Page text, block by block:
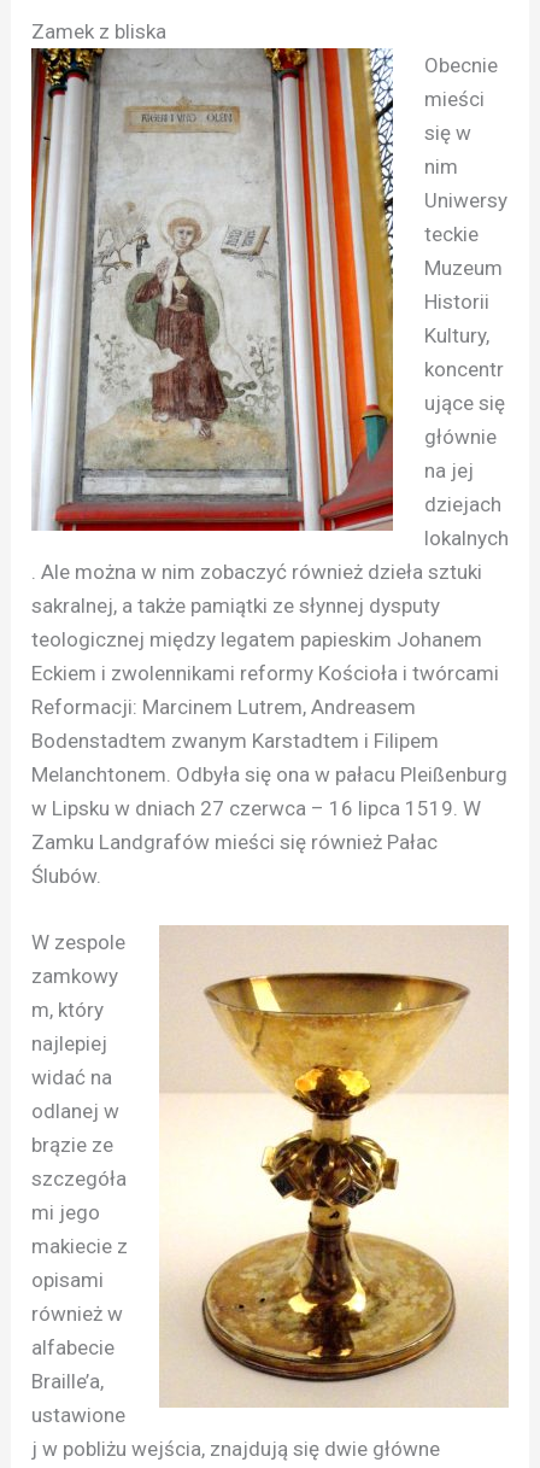
Zamek z bliska
Obecnie
mieści
się w
nim
Uniwersy
teckie
Muzeum
Historii
Kultury,
koncentr
ujące się
głównie
na jej
dziejach
lokalnych
. Ale można w nim zobaczyć również dzieła sztuki
sakralnej, a także pamiątki ze słynnej dysputy
teologicznej między legatem papieskim Johanem
Eckiem i zwolennikami reformy Kościoła i twórcami
Reformacji: Marcinem Lutrem, Andreasem
Bodenstadtem zwanym Karstadtem i Filipem
Melanchtonem. Odbyła się ona w pałacu Pleißenburg
w Lipsku w dniach 27 czerwca – 16 lipca 1519. W
Zamku Landgrafów mieści się również Pałac
Ślubów.
W zespole
zamkowy
m, który
najlepiej
widać na
odlanej w
brązie ze
szczegóła
mi jego
makiecie z
opisami
również w
alfabecie
Braille’a,
ustawione
j w pobliżu wejścia, znajdują się dwie główne